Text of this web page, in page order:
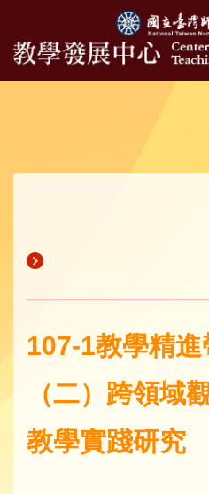
107-1教學精
（二）跨領域
教學實踐研究